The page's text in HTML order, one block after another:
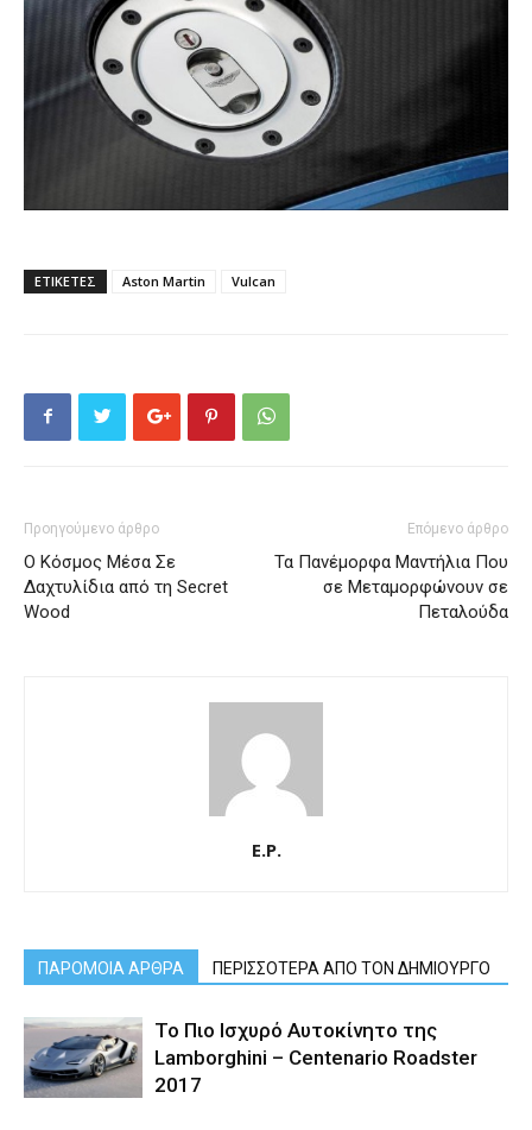
ΕΤΙΚΕΤΕΣ Aston Martin Vulcan
Προηγούμενο άρθρο
Ο Κόσμος Μέσα Σε
Δαχτυλίδια από τη Secret
Wood
Επόμενο άρθρο
Τα Πανέμορφα Μαντήλια Που
σε Μεταμορφώνουν σε
Πεταλούδα
E.P.
ΠΑΡΟΜΟΙΑ ΑΡΘΡΑ ΠΕΡΙΣΣΟΤΕΡΑ ΑΠΟ ΤΟΝ ΔΗΜΙΟΥΡΓΟ
Το Πιο Ισχυρό Αυτοκίνητο της
Lamborghini – Centenario Roadster
2017